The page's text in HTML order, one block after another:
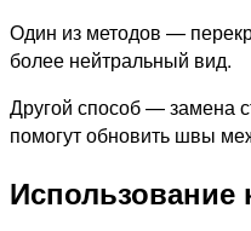
Один из методов —
более нейтральный вид.
Другой способ — замена
помогут обновить швы
Использование